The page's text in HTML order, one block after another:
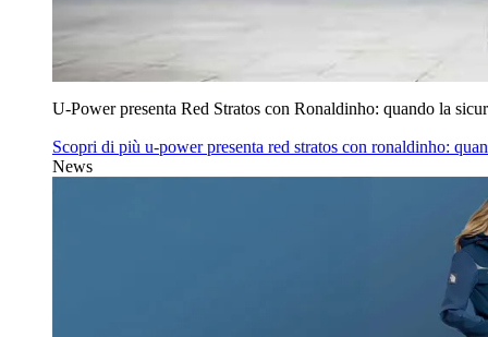
U‑Power presenta Red Stratos con Ronaldinho: quando la
Scopri di più u‑power presenta red stratos con ronaldinho:
News